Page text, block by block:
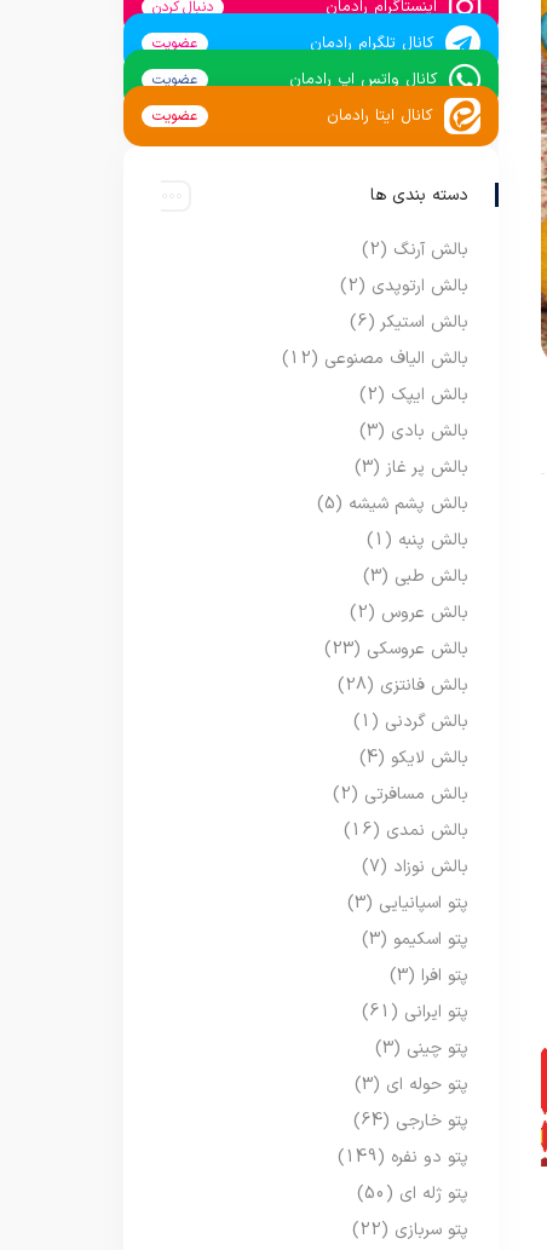
اینستاگرام رادمان دنبال کردن
کانال تلگرام رادمان عضویت
کانال واتس اپ رادمان عضویت
کانال ایتا رادمان عضویت
دسته بندی ها
بالش آرنگ (2)
بالش ارتوپدی (2)
بالش استیکر (6)
بالش الیاف مصنوعی (12)
بالش ایپک (2)
بالش بادی (3)
بالش پر غاز (3)
بالش پشم شیشه (5)
بالش پنبه (1)
بالش طبی (3)
بالش عروس (2)
بالش عروسکی (23)
بالش فانتزی (28)
بالش گردنی (1)
بالش لایکو (4)
بالش مسافرتی (2)
بالش نمدی (16)
بالش نوزاد (7)
پتو اسپانیایی (3)
پتو اسکیمو (3)
پتو افرا (3)
پتو ایرانی (61)
پتو چینی (3)
پتو حوله ای (3)
پتو خارجی (64)
پتو دو نفره (149)
پتو ژله ای (50)
پتو سربازی (22)